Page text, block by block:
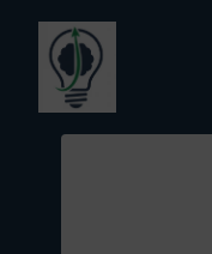
Aller
contenu